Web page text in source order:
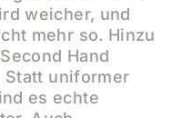
weicher, und
mehr so. Hinzu
Hand
uniformer
es echte